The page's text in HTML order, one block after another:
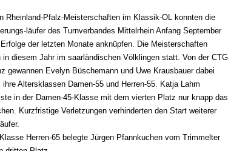
Rheinland-Pfalz-Meisterschaften im Klassik-OL konnten die
läufer des Turnverbandes Mittelrhein Anfang September
der letzten Monate anknüpfen. Die Meisterschaften
in diesem Jahr im saarländischen Völklingen statt. Von der CTG
gewannen Evelyn Büschemann und Uwe Krausbauer dabei
ihre Altersklassen Damen-55 und Herren-55. Katja Lahm
in der Damen-45-Klasse mit dem vierten Platz nur knapp das
Kurzfristige Verletzungen verhinderten den Start weiterer
Herren-65 belegte Jürgen Pfannkuchen vom Trimmelter